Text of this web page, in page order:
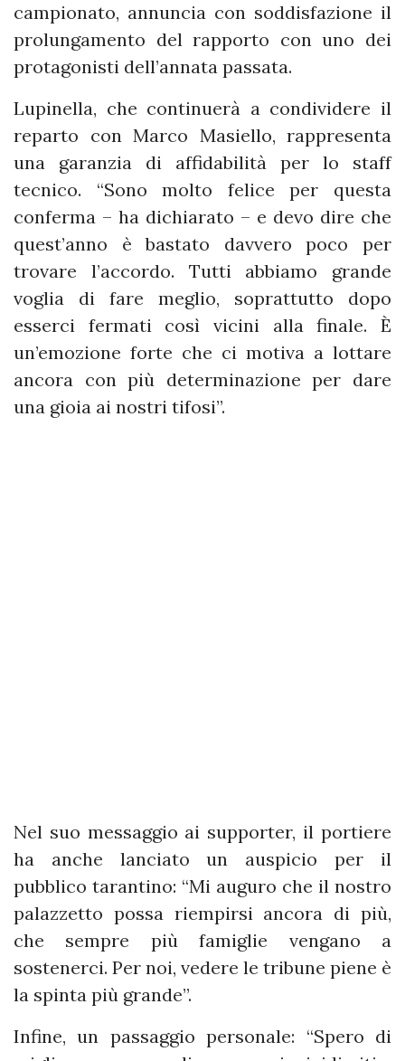
campionato, annuncia con soddisfazione il
prolungamento del rapporto con uno dei
protagonisti dell’annata passata.
Lupinella, che continuerà a condividere il
reparto con Marco Masiello, rappresenta
una garanzia di affidabilità per lo staff
tecnico. “Sono molto felice per questa
conferma – ha dichiarato – e devo dire che
quest’anno è bastato davvero poco per
trovare l’accordo. Tutti abbiamo grande
voglia di fare meglio, soprattutto dopo
esserci fermati così vicini alla finale. È
un’emozione forte che ci motiva a lottare
ancora con più determinazione per dare
una gioia ai nostri tifosi”.
Nel suo messaggio ai supporter, il portiere
ha anche lanciato un auspicio per il
pubblico tarantino: “Mi auguro che il nostro
palazzetto possa riempirsi ancora di più,
che sempre più famiglie vengano a
sostenerci. Per noi, vedere le tribune piene è
la spinta più grande”.
Infine, un passaggio personale: “Spero di